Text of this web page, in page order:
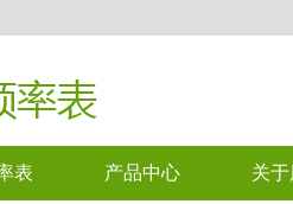
表 产品中心 关